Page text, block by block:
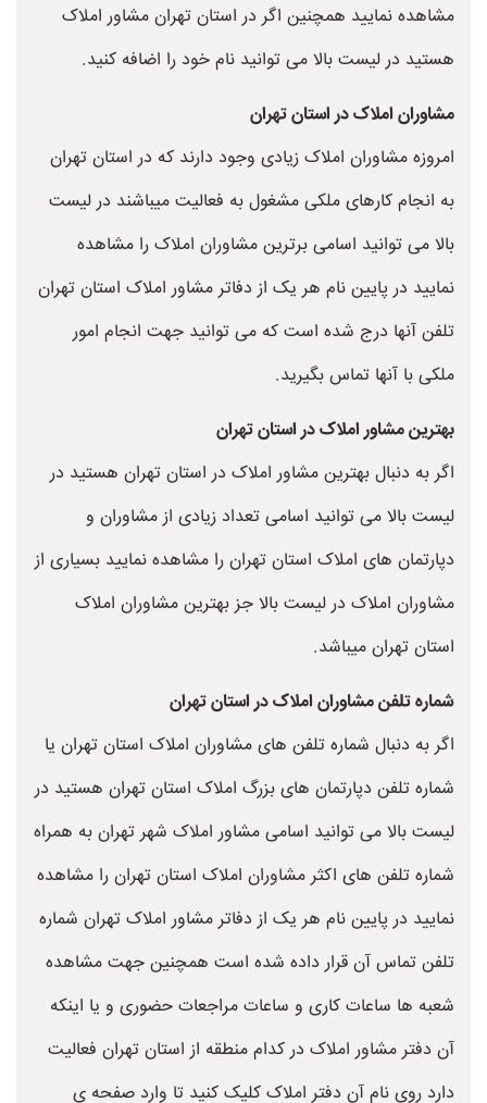
مشاهده نمایید همچنین اگر در استان تهران مشاور املاک
هستید در لیست بالا می توانید نام خود را اضافه کنید.
مشاوران املاک در استان تهران
امروزه مشاوران املاک زیادی وجود دارند که در استان تهران
به انجام کارهای ملکی مشغول به فعالیت میباشند در لیست
بالا می توانید اسامی برترین مشاوران املاک را مشاهده
نمایید در پایین نام هر یک از دفاتر مشاور املاک استان تهران
تلفن آنها درج شده است که می توانید جهت انجام امور
ملکی با آنها تماس بگیرید.
بهترین مشاور املاک در استان تهران
اگر به دنبال بهترین مشاور املاک در استان تهران هستید در
لیست بالا می توانید اسامی تعداد زیادی از مشاوران و
دپارتمان های املاک استان تهران را مشاهده نمایید بسیاری از
مشاوران املاک در لیست بالا جز بهترین مشاوران املاک
استان تهران میباشد.
شماره تلفن مشاوران املاک در استان تهران
اگر به دنبال شماره تلفن های مشاوران املاک استان تهران یا
شماره تلفن دپارتمان های بزرگ املاک استان تهران هستید در
لیست بالا می توانید اسامی مشاور املاک شهر تهران به همراه
شماره تلفن های اکثر مشاوران املاک استان تهران را مشاهده
نمایید در پایین نام هر یک از دفاتر مشاور املاک تهران شماره
تلفن تماس آن قرار داده شده است همچنین جهت مشاهده
شعبه ها ساعات کاری و ساعات مراجعات حضوری و یا اینکه
آن دفتر مشاور املاک در کدام منطقه از استان تهران فعالیت
دارد روی نام آن دفتر املاک کلیک کنید تا وارد صفحه ی